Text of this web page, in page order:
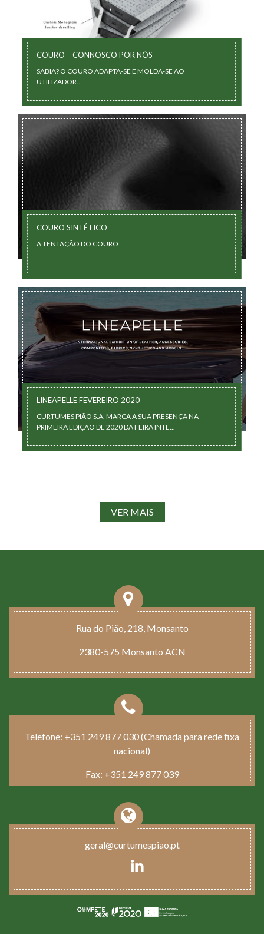
COURO – CONNOSCO POR NÓS
SABIA? O COURO ADAPTA-SE E MOLDA-SE AO
UTILIZADOR…
COURO SINTÉTICO
A TENTAÇÃO DO COURO
LINEAPELLE FEVEREIRO 2020
CURTUMES PIÃO S.A. MARCA A SUA PRESENÇA NA
PRIMEIRA EDIÇÃO DE 2020 DA FEIRA INTE...
VER MAIS
Rua do Pião, 218, Monsanto
2380-575 Monsanto ACN
Telefone: +351 249 877 030 (Chamada para rede fixa
nacional)
Fax: +351 249 877 039
geral@curtumespiao.pt